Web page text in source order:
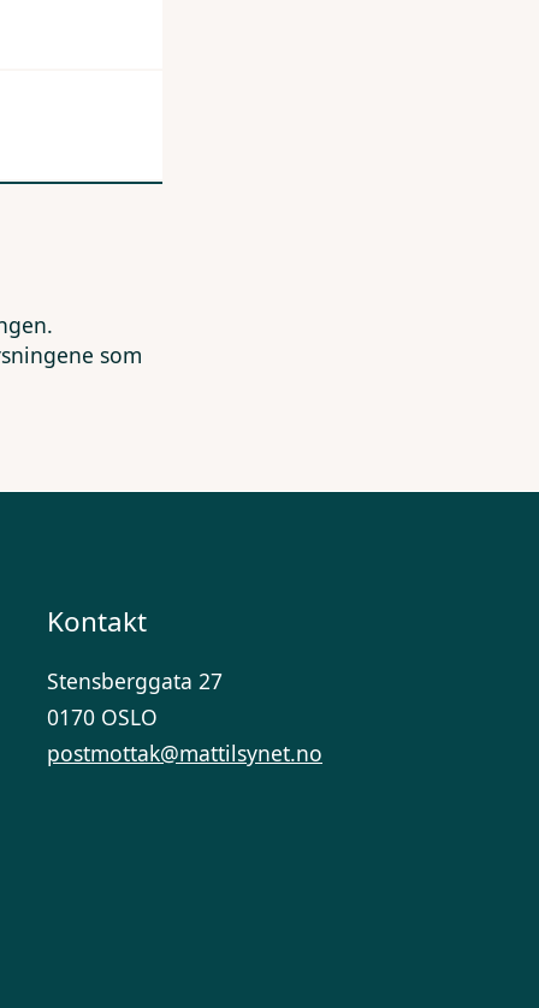
som
Kontakt
Stensberggata 27
0170 OSLO
postmottak@mattilsynet.no